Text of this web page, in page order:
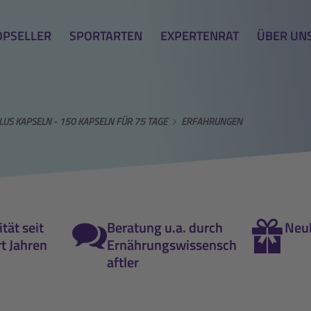
SPORTARTEN EXPERTENRAT ÜBER
KAPSELN - 150 KAPSELN FÜR 75 TAGE ERFAHRUNGEN
seit
Jahren
Beratung u.a. durch
Ernährungswissensch
aftler